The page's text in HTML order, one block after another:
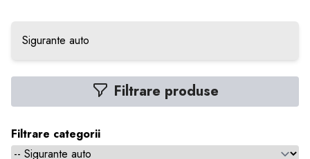
Sigurante auto
Filtrare produse
Filtrare categorii